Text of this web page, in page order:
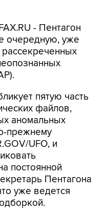
- Пентагон
пятую часть
аномальных
прежнему
UFO, и
постоянной
Пентагона
уже ведется
в